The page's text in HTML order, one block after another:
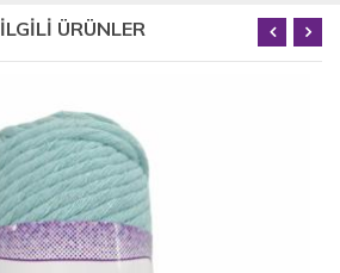
İLGİLİ ÜRÜNLER